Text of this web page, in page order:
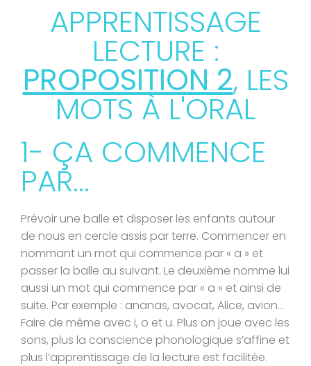
APPRENTISSAGE
LECTURE :
PROPOSITION 2, LES
MOTS À L'ORAL
1- ÇA COMMENCE
PAR...
Prévoir une balle et disposer les enfants autour
de nous en cercle assis par terre. Commencer en
nommant un mot qui commence par « a » et
passer la balle au suivant. Le deuxième nomme lui
aussi un mot qui commence par « a » et ainsi de
suite. Par exemple : ananas, avocat, Alice, avion…
Faire de même avec i, o et u. Plus on joue avec les
sons, plus la conscience phonologique s’affine et
plus l’apprentissage de la lecture est facilitée.